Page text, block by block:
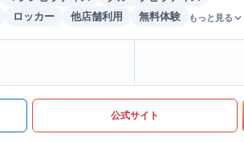
ロッカー 他店舗利用 無料体験 もっと見る
公式サイト